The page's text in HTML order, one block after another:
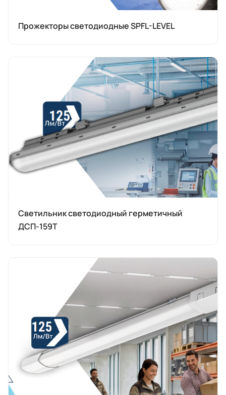
Прожекторы светодиодные SPFL-LEVEL
Светильник светодиодный герметичный
ДСП-159Т